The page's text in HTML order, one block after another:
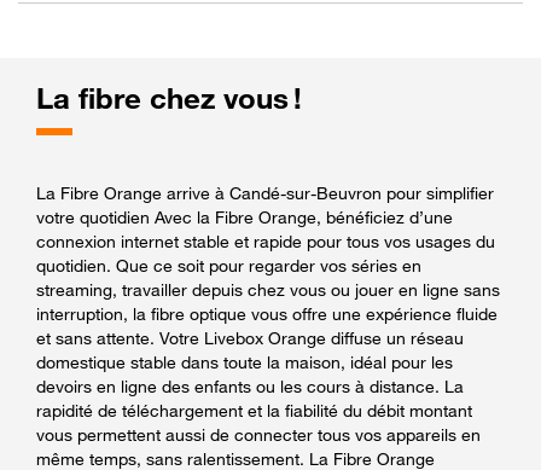
La fibre chez vous !
La Fibre Orange arrive à Candé-sur-Beuvron pour simplifier
votre quotidien Avec la Fibre Orange, bénéficiez d’une
connexion internet stable et rapide pour tous vos usages du
quotidien. Que ce soit pour regarder vos séries en
streaming, travailler depuis chez vous ou jouer en ligne sans
interruption, la fibre optique vous offre une expérience fluide
et sans attente. Votre Livebox Orange diffuse un réseau
domestique stable dans toute la maison, idéal pour les
devoirs en ligne des enfants ou les cours à distance. La
rapidité de téléchargement et la fiabilité du débit montant
vous permettent aussi de connecter tous vos appareils en
même temps, sans ralentissement. La Fibre Orange